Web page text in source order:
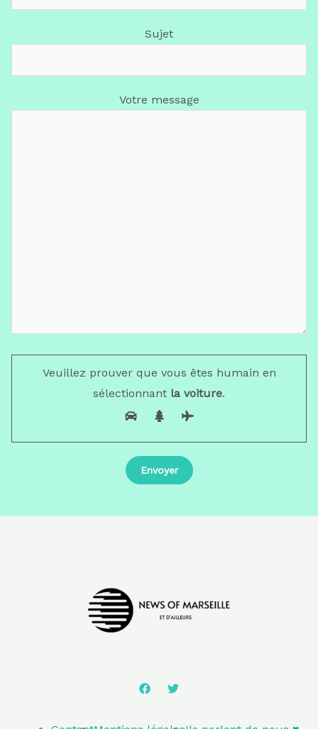
Sujet
Votre message
Veuillez prouver que vous êtes humain en
sélectionnant la voiture.